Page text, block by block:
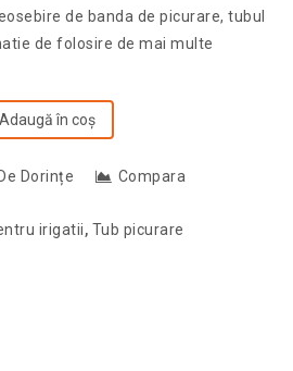
de banda de picurare, tubul
de folosire de mai multe
Adaugă în coș
Dorințe Compara
irigatii, Tub picurare